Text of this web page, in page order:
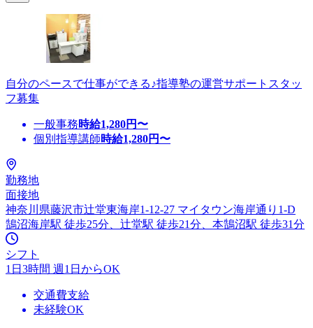
自分のペースで仕事ができる♪指導塾の運営サポートスタッ
フ募集
一般事務時給1,280円〜
個別指導講師時給1,280円〜
勤務地
面接地
神奈川県藤沢市辻堂東海岸1-12-27 マイタウン海岸通り1-D
鵠沼海岸駅 徒歩25分、辻堂駅 徒歩21分、本鵠沼駅 徒歩31分
シフト
1日3時間 週1日からOK
交通費支給
未経験OK